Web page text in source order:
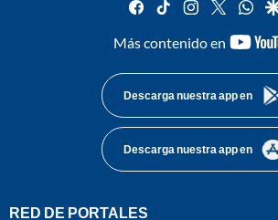
facebook
tiktok instagram
twitter
Más contenido en
Descarga nuestra app en
Descarga nuestra app en
RED DE PORTALES